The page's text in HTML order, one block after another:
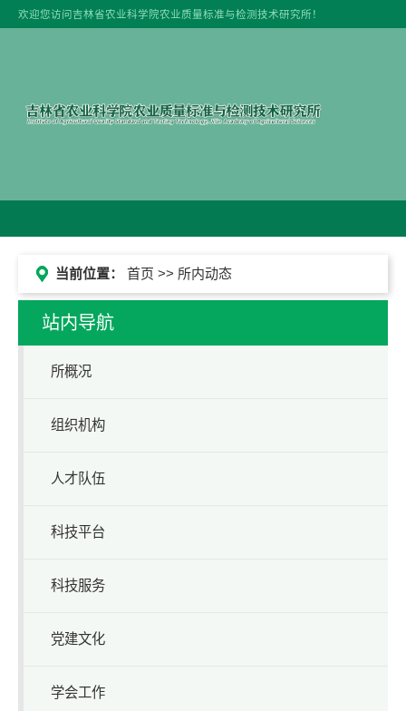
欢迎您访问吉林省农业科学院农业质量标准与检测技术研究所！
当前位置： 首页 >> 所内动态
站内导航
所概况
组织机构
人才队伍
科技平台
科技服务
党建文化
学会工作